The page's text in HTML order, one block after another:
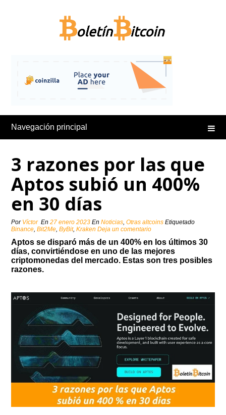
Navegación principal
3 razones por las que
Aptos subió un 400%
en 30 días
Por Víctor En27 enero 2023 EnNoticias,Otras altcoins Etiquetado
Binance,Bit2Me,ByBit,Kraken Deja un comentario
Aptos se disparó más de un 400% en los últimos 30
días, convirtiéndose en uno de las mejores
criptomonedas del mercado. Estas son tres posibles
razones.